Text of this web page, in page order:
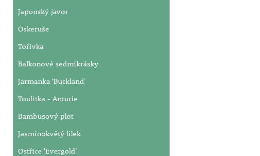
Japonský javor
Oskeruše
Tořivka
Balkonové sedmikrásky
Jarmanka 'Buckland'
Toulitka - Anturie
Bambusový plot
Jasmínokvětý lilek
Ostřice 'Evergold'